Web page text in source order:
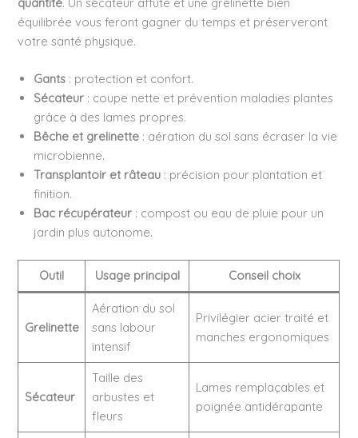
équilibrée vous feront gagner du temps et préserveront
votre santé physique.
Gants : protection et confort.
Sécateur : coupe nette et prévention maladies plantes
grâce à des lames propres.
Bêche et grelinette : aération du sol sans écraser la vie
microbienne.
Transplantoir et râteau : précision pour plantation et
finition.
Bac récupérateur : compost ou eau de pluie pour un
jardin plus autonome.
Outil Usage principal Conseil choix
Grelinette
Aération du sol
sans labour
intensif
Privilégier acier traité et
manches ergonomiques
Sécateur
Taille des
arbustes et
fleurs
Lames remplaçables et
poignée antidérapante